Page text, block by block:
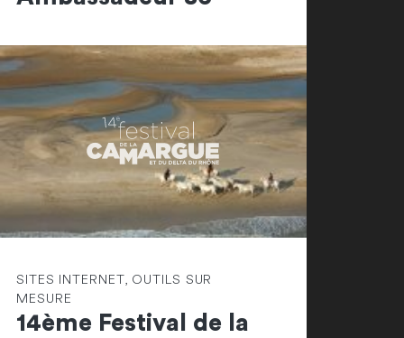
SITES INTERNET, OUTILS SUR
MESURE
14ème Festival de la